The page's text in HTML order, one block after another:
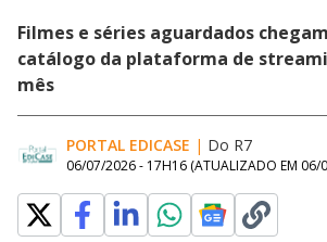
Filmes e séries aguardados
catálogo da plataforma de
mês
PORTAL EDICASE | Do R7
06/07/2026 - 17H16 (ATUALIZADO EM 06/